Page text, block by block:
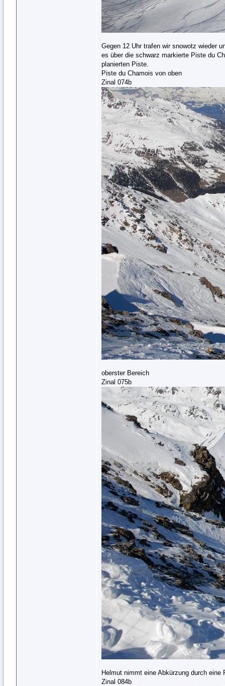
Gegen 12 Uhr trafen wir snowotz wieder
es über die schwarz markierte Piste du
planierten Piste.
Piste du Chamois von oben
Zinal 074b
oberster Bereich
Zinal 075b
Helmut nimmt eine Abkürzung durch eine
Zinal 084b